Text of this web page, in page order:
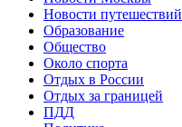
Новости путешествий
Образование
Общество
Около спорта
Отдых в России
Отдых за границей
ПДД